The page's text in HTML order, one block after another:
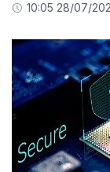
10:05 28/07/